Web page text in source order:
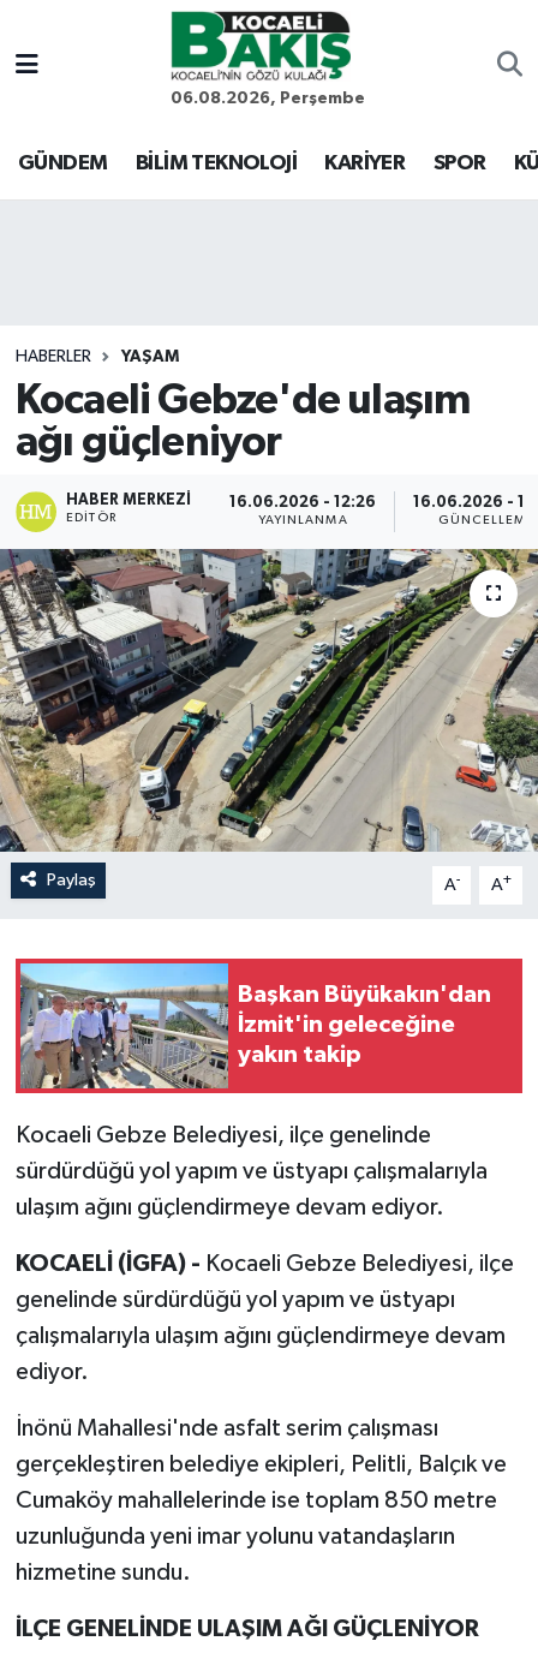
06.08.2026, Perşembe
GÜNDEM BİLİM TEKNOLOJİ KARİYER SPOR
HABERLER YAŞAM
Kocaeli Gebze'de ulaşım
ağı güçleniyor
HABER MERKEZI
EDITÖR
16.06.2026 - 12:26
YAYINLANMA
16.06.2026 -
GÜNCELLEME
Paylaş A- A+
Başkan Büyükakın'dan
İzmit'in geleceğine
yakın takip
Kocaeli Gebze Belediyesi, ilçe genelinde
sürdürdüğü yol yapım ve üstyapı çalışmalarıyla
ulaşım ağını güçlendirmeye devam ediyor.
KOCAELİ (İGFA) - Kocaeli Gebze Belediyesi, ilçe
genelinde sürdürdüğü yol yapım ve üstyapı
çalışmalarıyla ulaşım ağını güçlendirmeye devam
ediyor.
İnönü Mahallesi'nde asfalt serim çalışması
gerçekleştiren belediye ekipleri, Pelitli, Balçık ve
Cumaköy mahallelerinde ise toplam 850 metre
uzunluğunda yeni imar yolunu vatandaşların
hizmetine sundu.
İLÇE GENELİNDE ULAŞIM AĞI GÜÇLENİYOR
Kocaeli Nöbetçi Eczaneler
Kocaeli Hava Durumu
Son Dakika Haberleri
Haber Arşivi